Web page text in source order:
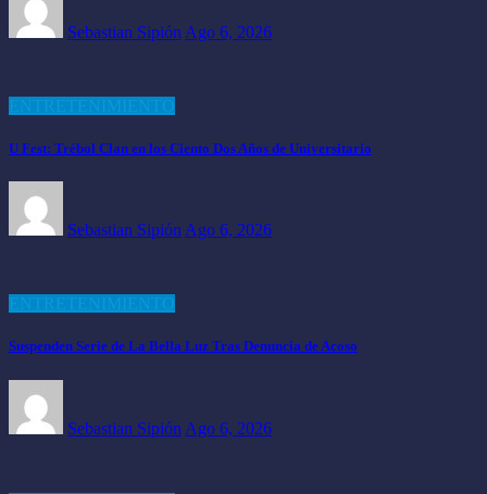
Sebastian Sipión Ago 6, 2026
U Fest: Trébol Clan en los Ciento Dos Años de Universitario
Sebastian Sipión Ago 6, 2026
Suspenden Serie de La Bella Luz Tras Denuncia de Acoso
Sebastian Sipión Ago 6, 2026